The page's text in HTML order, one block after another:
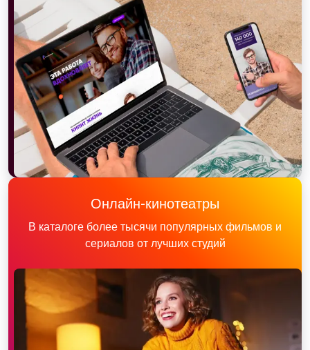
Онлайн-кинотеатры
В каталоге более тысячи популярных фильмов и
сериалов от лучших студий